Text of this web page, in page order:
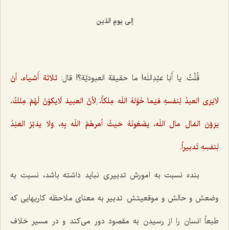
إلى يومِ الدّين‌
قُلْتُ: يا أَبَا عَبْدِاللَه! ما حقيقة العبوديَّة؟! قال: ثلاثة أَشياء، أنْ
لايَرَى العبدُ لِنفسهِ فيَما خَوَّلهُ اللَه مِلكاً، لِأنَّ العبيدَ لَايكوُنُ لَهُمْ مِلكٌ،
يرَوْنَ المَال مال اللَه، يضَعُونَهُ حَيثُ أمَرهُمُ اللَه بِهِ، وَلا يدَبّرُ العَبْدُ
لِنفسِهِ تَدبيراً.
بنده نسبت به امورش تدبیری نباید داشته باشد، نسبت به
وضعش و حالش و موقعیتش. تدبیر به معنای ملاحظه كاریهایی كه
طبعاً انسان را از رسیدن به مقصود دور می‌كند و در مسیر خلاف